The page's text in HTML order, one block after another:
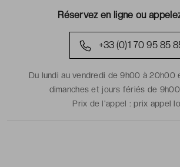
Réservez en ligne ou
+33 (0)1 70 95 85
Du lundi au vendredi de 9h00 à 20h00
dimanches et jours fériés de 9h00
Prix de l'appel :prix appel